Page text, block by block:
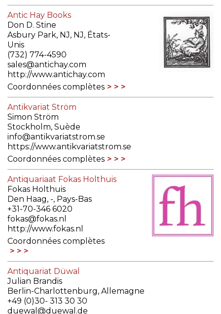
Antic Hay Books
Don D. Stine
Asbury Park, NJ, NJ, États-
Unis
(732) 774-4590
sales@antichay.com
http://www.antichay.com
Coordonnées complètes
Antikvariat Ström
Simon Ström
Stockholm, Suède
info@antikvariatstrom.se
https://www.antikvariatstrom.se
Coordonnées complètes
Antiquariaat Fokas Holthuis
Fokas Holthuis
Den Haag, -, Pays-Bas
+31-70-346 6020
fokas@fokas.nl
http://www.fokas.nl
Coordonnées complètes
Antiquariat Düwal
Julian Brandis
Berlin-Charlottenburg, Allemagne
+49 (0)30- 313 30 30
duewal@duewal.de